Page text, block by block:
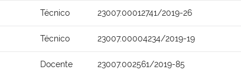
Técnico 23007.00012741/2019-26
Técnico 23007.00004234/2019-19
Docente 23007.002561/2019-85